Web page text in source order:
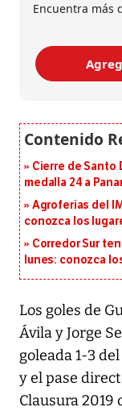
Encuentra más
Cierre de Santo
medalla 24 a
Agroferias del
conozca los
Corredor Sur
lunes: conozca
Los goles de
Ávila y Jorge
goleada 1-3
y el pase
Clausura 2019